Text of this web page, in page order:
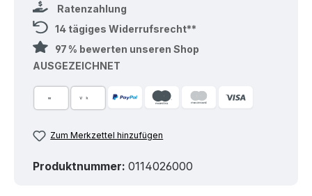
Ratenzahlung
14 tägiges Widerrufsrecht**
97 % bewerten unseren Shop
AUSGEZEICHNET
Zum Merkzettel hinzufügen
Produktnummer: 0114026000